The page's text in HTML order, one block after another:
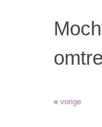
« vorige